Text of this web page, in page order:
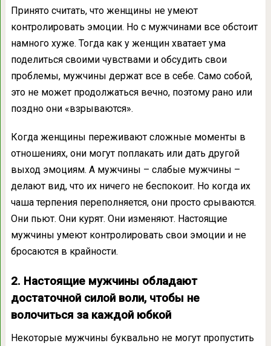
Принято считать, что женщины не умеют
контролировать эмоции. Но с мужчинами все обстоит
намного хуже. Тогда как у женщин хватает ума
поделиться своими чувствами и обсудить свои
проблемы, мужчины держат все в себе. Само собой,
это не может продолжаться вечно, поэтому рано или
поздно они «взрываются».
Когда женщины переживают сложные моменты в
отношениях, они могут поплакать или дать другой
выход эмоциям. А мужчины – слабые мужчины –
делают вид, что их ничего не беспокоит. Но когда их
чаша терпения переполняется, они просто срываются.
Они пьют. Они курят. Они изменяют. Настоящие
мужчины умеют контролировать свои эмоции и не
бросаются в крайности.
2. Настоящие мужчины обладают
достаточной силой воли, чтобы не
волочиться за каждой юбкой
Некоторые мужчины буквально не могут пропустить